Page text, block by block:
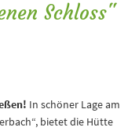
Schloss"
In schöner Lage am
bietet die Hütte